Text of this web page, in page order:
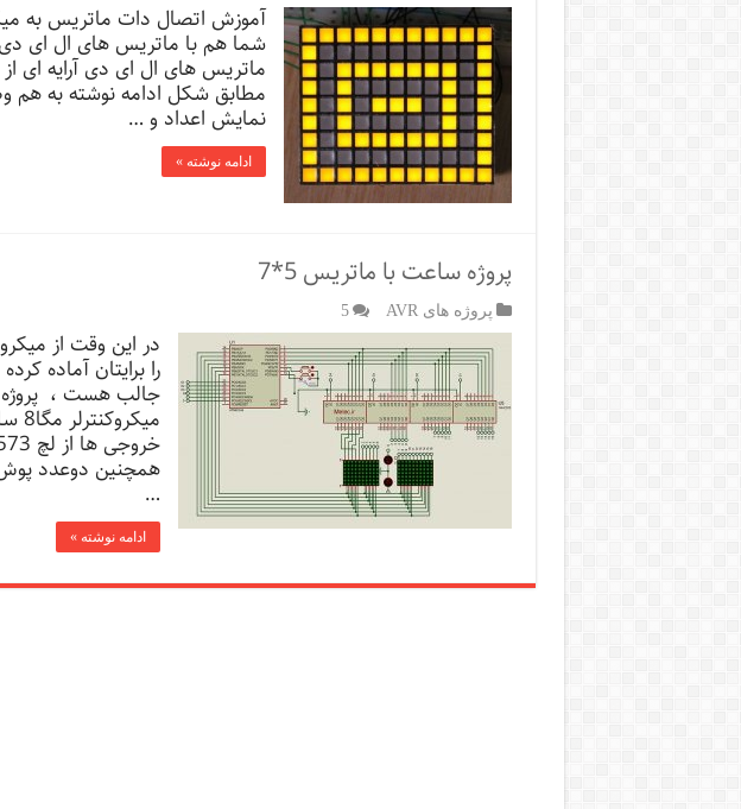
آموزش اتصال دات ماتریس به
شما هم با ماتریس های ال ای
ماتریس های ال ای دی آرایه ای
مطابق شکل ادامه نوشته به هم
نمایش اعداد و …
ادامه نوشته »
پروژه ساعت با ماتریس 5*7
پروژه های AVR 5
در این وقت از میکرو
را برایتان آماده
جالب هست ،
همچنین دوعدد
…
ادامه نوشته »